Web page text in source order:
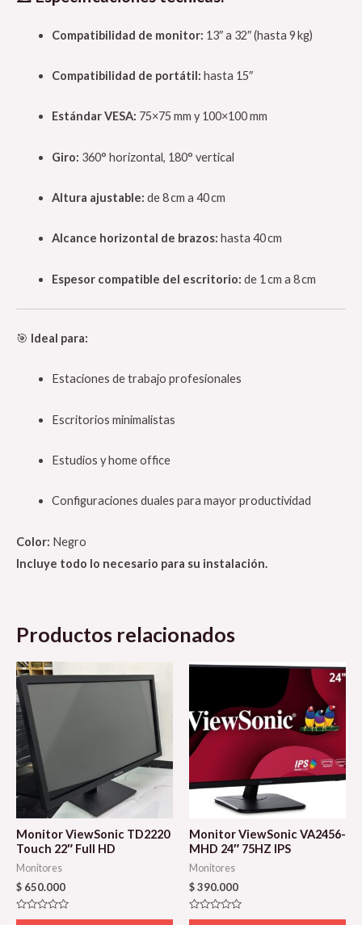
Compatibilidad de monitor: 13″ a 32″ (hasta 9 kg)
Compatibilidad de portátil: hasta 15″
Estándar VESA: 75×75 mm y 100×100 mm
Giro: 360° horizontal, 180° vertical
Altura ajustable: de 8 cm a 40 cm
Alcance horizontal de brazos: hasta 40 cm
Espesor compatible del escritorio: de 1 cm a 8 cm
🎯 Ideal para:
Estaciones de trabajo profesionales
Escritorios minimalistas
Estudios y home office
Configuraciones duales para mayor productividad
Color: Negro
Incluye todo lo necesario para su instalación.
Productos relacionados
Monitor ViewSonic TD2220
Touch 22″ Full HD
Monitores
$ 650.000
Valorado
Monitor ViewSonic VA2456-
MHD 24″ 75HZ IPS
Monitores
$390.000
Valorado